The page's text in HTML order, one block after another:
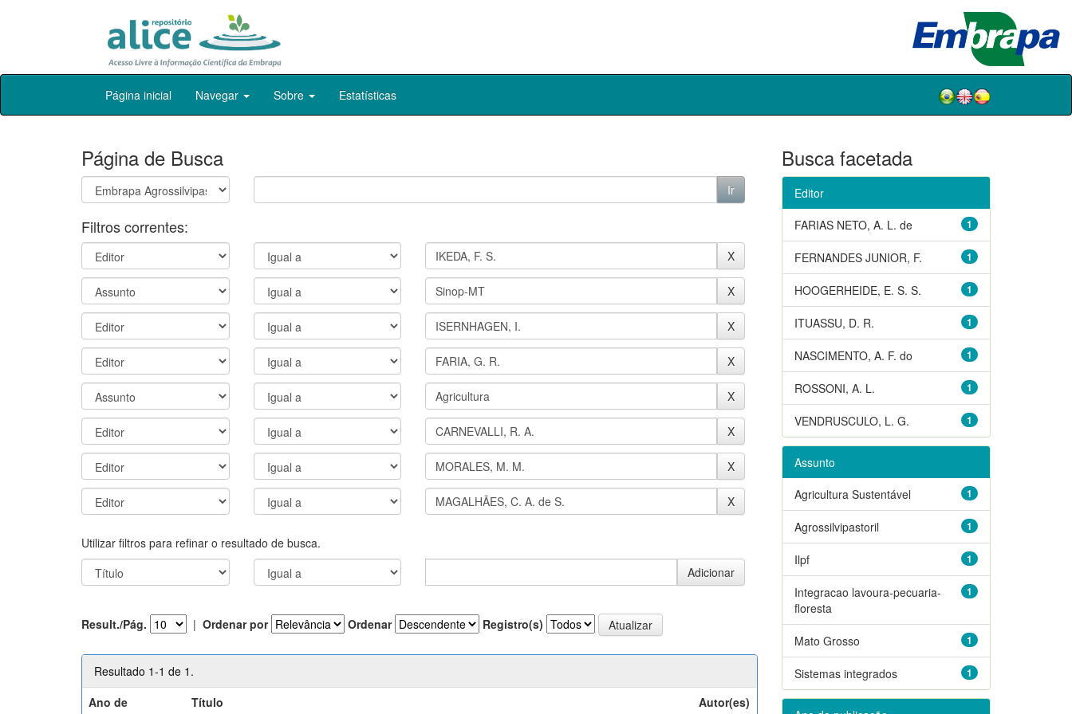
Skip
Página inicial Navegar Sobre Estatísticas
Página de Busca
Filtros correntes:
Utilizar filtros para refinar o resultado de busca.
Result./Pág. | Ordenar por Ordenar Registro(s)
Resultado 1-1 de 1.
Ano de
Título Autor(es)
Busca facetada
Editor
1
FARIAS NETO, A. L. de
1
FERNANDES JUNIOR, F.
1
HOOGERHEIDE, E. S. S.
1
ITUASSU, D. R.
1
NASCIMENTO, A. F. do
1
ROSSONI, A. L.
1
VENDRUSCULO, L. G.
Assunto
1
Agricultura Sustentável
1
Agrossilvipastoril
1
Ilpf
1
Integracao lavoura-pecuaria-
floresta
1
Mato Grosso
1
Sistemas integrados